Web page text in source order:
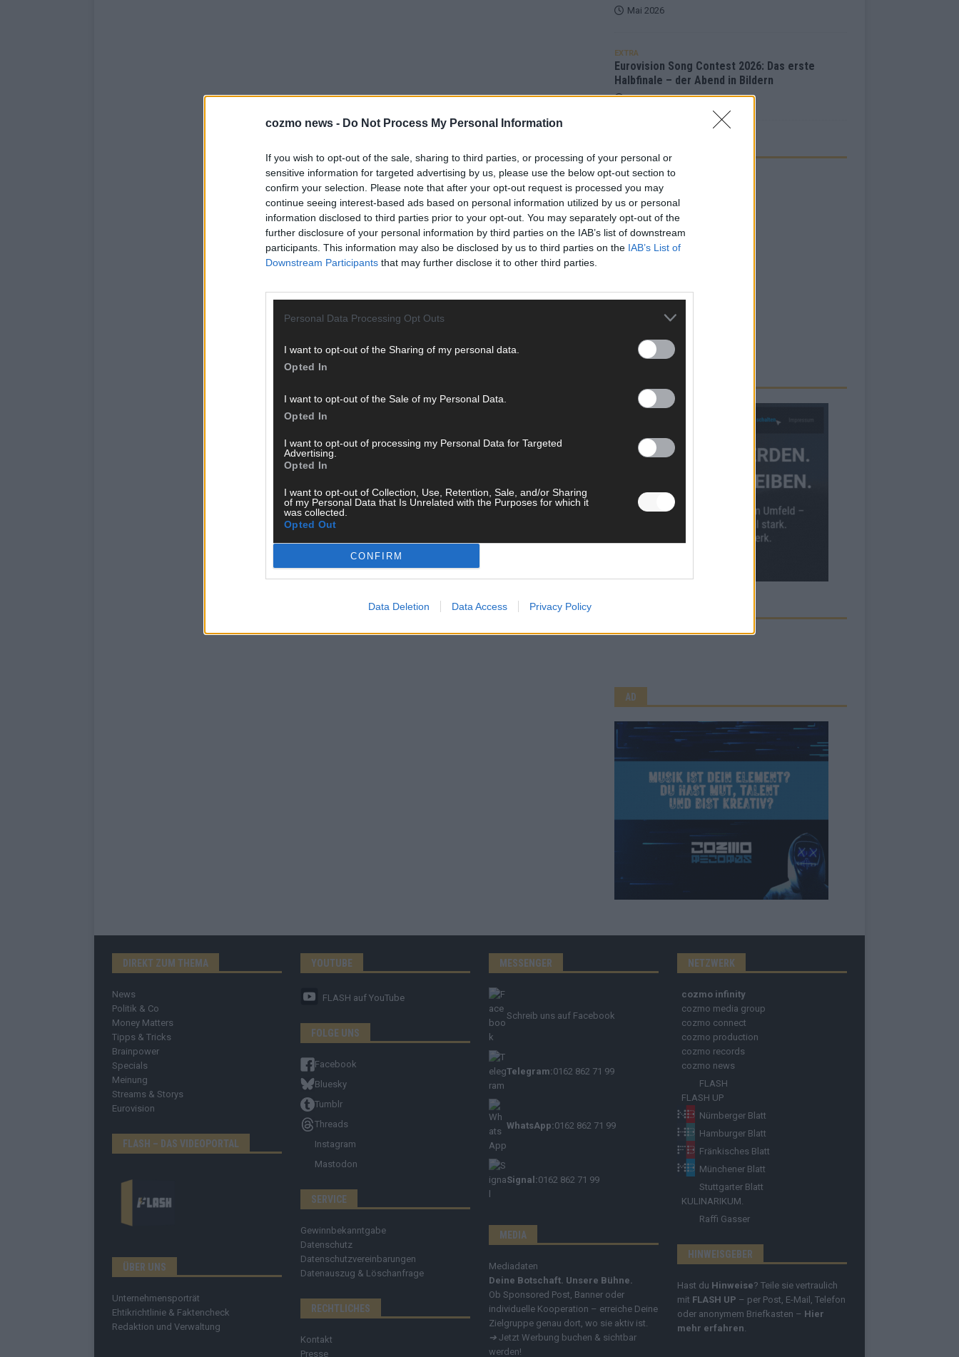
cozmo news - Do Not Process My Personal Information
If you wish to opt-out of the sale, sharing to third parties, or processing of your personal or
sensitive information for targeted advertising by us, please use the below opt-out section to
confirm your selection. Please note that after your opt-out request is processed you may
continue seeing interest-based ads based on personal information utilized by us or personal
information disclosed to third parties prior to your opt-out. You may separately opt-out of the
further disclosure of your personal information by third parties on the IAB’s list of downstream
participants. This information may also be disclosed by us to third parties on the IAB’s List of
Downstream Participants that may further disclose it to other third parties.
Personal Data Processing Opt Outs
I want to opt-out of the Sharing of my personal data.
Opted In
I want to opt-out of the Sale of my Personal Data.
Opted In
I want to opt-out of processing my Personal Data for Targeted
Advertising.
Opted In
I want to opt-out of Collection, Use, Retention, Sale, and/or Sharing
of my Personal Data that Is Unrelated with the Purposes for which it
was collected.
Opted Out
CONFIRM
Data Deletion Data Access Privacy Policy
Mai 2026
EXTRA
Eurovision Song Contest 2026: Das erste
Halbfinale – der Abend in Bildern
Mai 2026
AD
DIREKT ZUM THEMA
News
Politik & Co
Money Matters
Tipps & Tricks
Brainpower
Specials
Meinung
Streams & Storys
Eurovision
FLASH – DAS VIDEOPORTAL
ÜBER UNS
Unternehmensporträt
Ehtikrichtlinie & Faktencheck
Redaktion und Verwaltung
YOUTUBE
FLASH auf YouTube
FOLGE UNS
Facebook
Bluesky
Tumblr
Threads
Instagram
Mastodon
SERVICE
Gewinnbekanntgabe
Datenschutz
Datenschutzvereinbarungen
Datenauszug & Löschanfrage
RECHTLICHES
Kontakt
Presse
MESSENGER
Schreib uns auf Facebook
Telegram:0162 862 71 99
WhatsApp:0162 862 71 99
Signal:0162 862 71 99
MEDIA
Mediadaten
Deine Botschaft. Unsere Bühne.
Ob Sponsored Post, Banner oder
individuelle Kooperation – erreiche Deine
Zielgruppe genau dort, wo sie aktiv ist.
➔ Jetzt Werbung buchen & sichtbar
werden!
NETZWERK
cozmo infinity
cozmo media group
cozmo connect
cozmo production
cozmo records
cozmo news
FLASH
FLASH UP
Nürnberger Blatt
Hamburger Blatt
Fränkisches Blatt
Münchener Blatt
Stuttgarter Blatt
KULINARIKUM.
Raffi Gasser
HINWEISGEBER
Hast du Hinweise? Teile sie vertraulich
mit FLASH UP – per Post, E-Mail, Telefon
oder anonymem Briefkasten – Hier
mehr erfahren